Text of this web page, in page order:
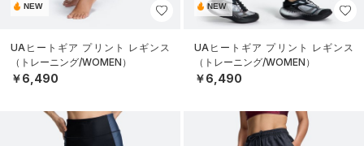
NEW
UAヒートギア プリント レギンス
（トレーニング/WOMEN）
￥6,490
NEW
UAヒートギア プリント レギンス
（トレーニング/WOMEN）
￥6,490